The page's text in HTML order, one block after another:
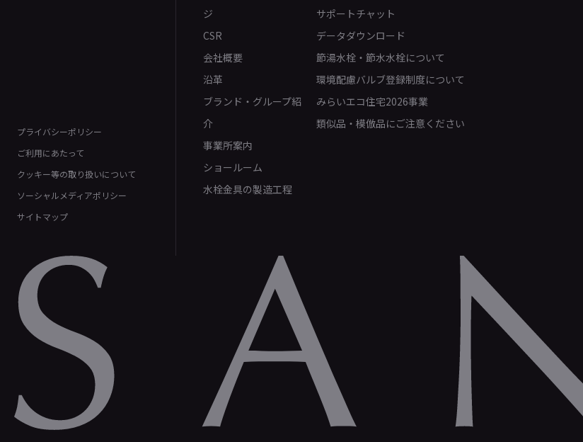
プライバシーポリシー
ご利用にあたって
クッキー等の取り扱いについて
ソーシャルメディアポリシー
サイトマップ
ジ
CSR
会社概要
沿革
ブランド・グループ紹
介
事業所案内
ショールーム
水栓金具の製造工程
サポートチャット
データダウンロード
節湯水栓・節水水栓について
環境配慮バルブ登録制度について
みらいエコ住宅2026事業
類似品・模倣品にご注意ください